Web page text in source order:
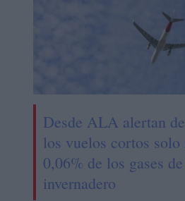
Desde ALA alertan
los vuelos cortos
0,06% de los gases
invernadero